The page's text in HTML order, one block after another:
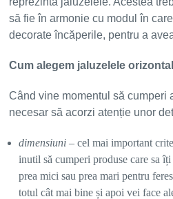
să fie în armonie cu modul în
decorate încăperile, pentru a
Cum alegem jaluzelele
Când vine momentul să cumperi
necesar să acorzi atenție unor
dimensiuni – cel mai important
inutil să cumperi produse care sa
prea mici sau prea mari pentru
totul cât mai bine și apoi vei face